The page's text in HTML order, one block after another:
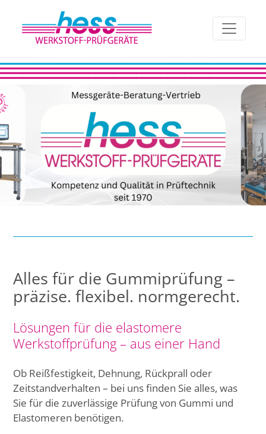
Alles für die Gummiprüfung –
präzise. flexibel. normgerecht.
Lösungen für die elastomere
Werkstoffprüfung – aus einer Hand
Ob Reißfestigkeit, Dehnung, Rückprall oder
Zeitstandverhalten – bei uns finden Sie alles, was
Sie für die zuverlässige Prüfung von Gummi und
Elastomeren benötigen.